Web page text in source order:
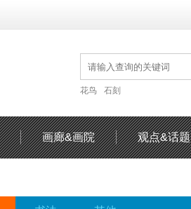
花鸟 石刻
画廊&画院 观点&话题